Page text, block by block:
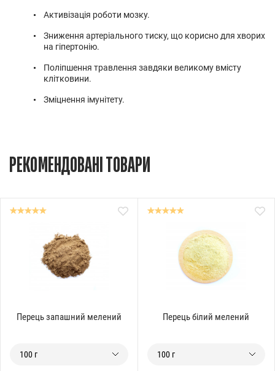
Активізація роботи мозку.
Зниження артеріального тиску, що корисно для хворих
на гіпертонію.
Поліпшення травлення завдяки великому вмісту
клітковини.
Зміцнення імунітету.
РЕКОМЕНДОВАНІ ТОВАРИ
Перець запашний мелений
100 г
Перець білий мелений
100 г